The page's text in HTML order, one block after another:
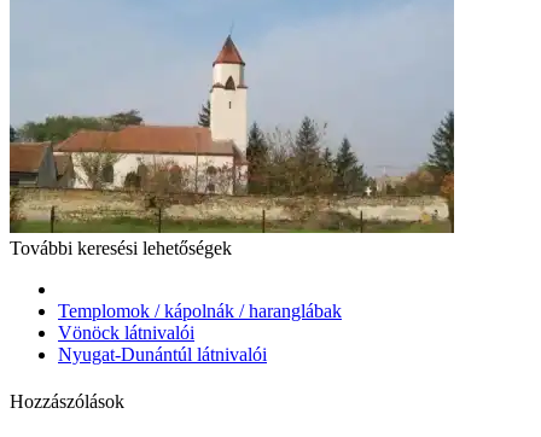
További keresési lehetőségek
Templomok / kápolnák / haranglábak
Vönöck látnivalói
Nyugat-Dunántúl látnivalói
Hozzászólások